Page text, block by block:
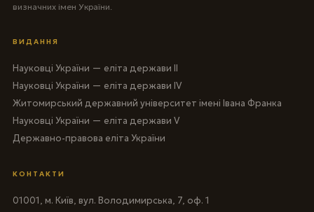
визначних імен України.
ВИДАННЯ
Науковці України — еліта держави II
Науковці України — еліта держави IV
Житомирський державний університет імені Івана Франка
Науковці України — еліта держави V
Державно-правова еліта України
КОНТАКТИ
01001, м. Київ, вул. Володимирська, 7, оф. 1